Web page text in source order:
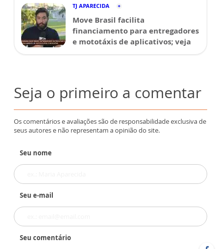
TJ APARECIDA
Move Brasil facilita
financiamento para entregadores
e mototáxis de aplicativos; veja
Seja o primeiro a comentar
Os comentários e avaliações são de responsabilidade exclusiva de
seus autores e não representam a opinião do site.
Seu nome
Seu e-mail
Seu comentário